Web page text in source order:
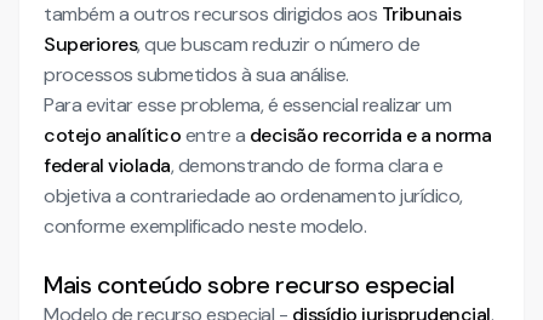
também a outros recursos dirigidos aos Tribunais
Superiores, que buscam reduzir o número de
processos submetidos à sua análise.
Para evitar esse problema, é essencial realizar um
cotejo analíticoentre a decisão recorrida e a norma
federal violada, demonstrando de forma clara e
objetiva a contrariedade ao ordenamento jurídico,
conforme exemplificado neste modelo.
Mais conteúdo sobre recurso especial
Modelo de recurso especial - dissídio jurisprudencial.